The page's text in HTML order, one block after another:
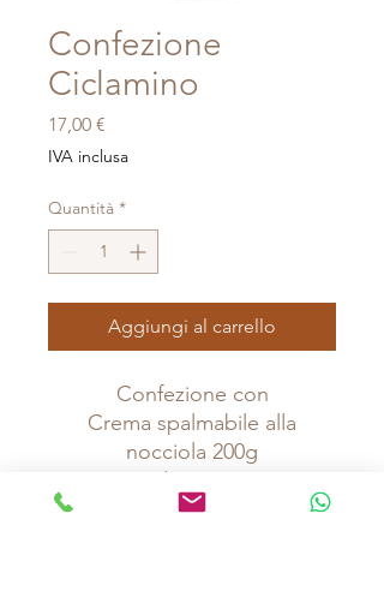
Confezione
Ciclamino
17,00 €
IVA inclusa
Quantità *
Aggiungi al carrello
Confezione con
Crema spalmabile alla
nocciola 200g
Giandujotti 100 g